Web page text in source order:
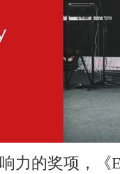
力的奖项，《